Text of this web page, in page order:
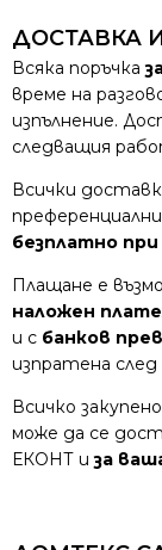
ДОСТАВКА
Всяка поръчка
време на
изпълнение.
следващия
Всички
безплатно при
Плащане е
наложен
и с банков
изпратена
Всичко
може да се
ЕКОНТ иза